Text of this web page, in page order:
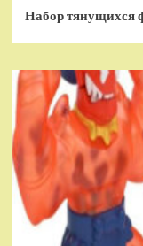
Набор тянущихся